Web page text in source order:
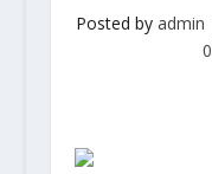
Posted byadmin
0